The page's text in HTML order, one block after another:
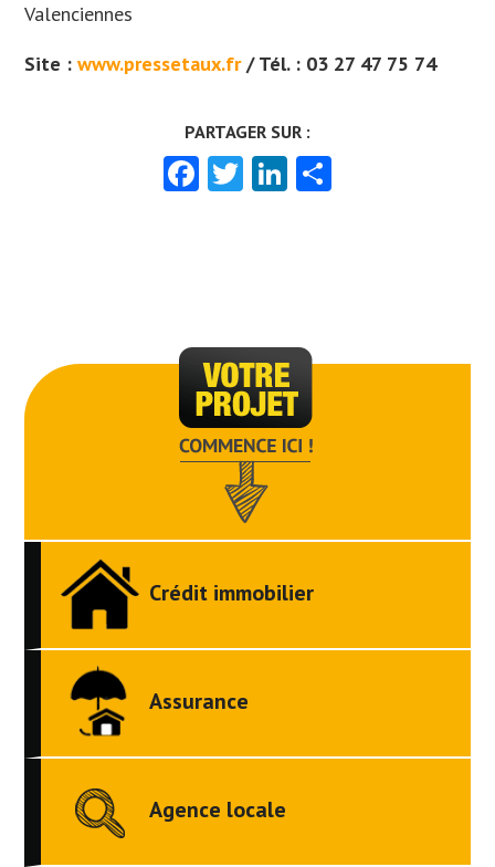
Valenciennes
Site :www.pressetaux.fr/ Tél. : 03 27 47 75 74
Facebook
TwitterLinkedIn
Crédit immobilier
Assurance
Agence locale